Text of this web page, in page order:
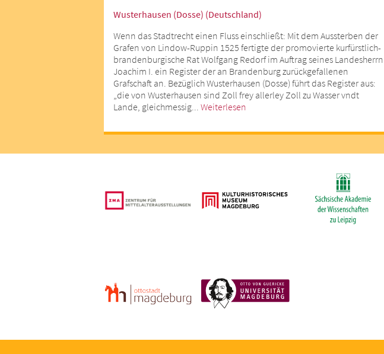
Wusterhausen (Dosse) (Deutschland)
Wenn das Stadtrecht einen Fluss einschließt: Mit dem Aussterben der
Grafen von Lindow-Ruppin 1525 fertigte der promovierte kurfürstlich-
brandenburgische Rat Wolfgang Redorf im Auftrag seines Landesherrn
Joachim I. ein Register der an Brandenburg zurückgefallenen
Grafschaft an. Bezüglich Wusterhausen (Dosse) führt das Register aus:
„die von Wusterhausen sind Zoll frey allerley Zoll zu Wasser vndt
Lande, gleichmessig... Weiterlesen